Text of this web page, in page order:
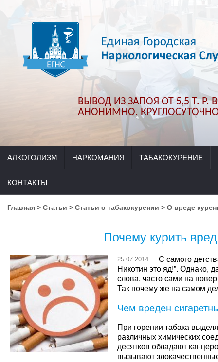
ВЫВОД ИЗ ЗАПОЯ ОТ 5,5 Т.
АНОНИМНО.
АЛКОГОЛИЗМ НАРКОМАНИЯ ТАБАКОКУРЕНИЕ
КОНТАКТЫ
Главная > Статьи > Статьи о табакокурении > О вреде
Почему курить
25.07.2014
С самого
Никотин это яд!”. Однако,
слова, часто сами на
Так почему же на самом
Чем вреден
При горении табака
различных химических
десятков обладают
вызывают